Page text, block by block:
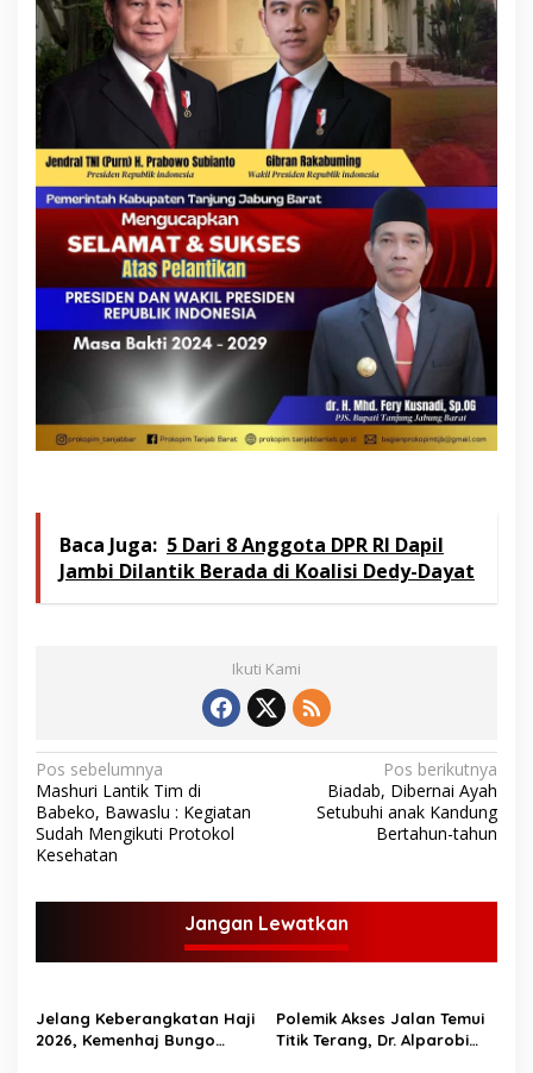
Baca Juga: 5 Dari 8 Anggota DPR RI Dapil
Jambi Dilantik Berada di Koalisi Dedy-Dayat
Ikuti Kami
N
a
v
i
g
s
i
p
Pos sebelumnya
Mashuri Lantik Tim di
Babeko, Bawaslu : Kegiatan
Sudah Mengikuti Protokol
Kesehatan
Pos berikutnya
Biadab, Dibernai Ayah
Setubuhi anak Kandung
Bertahun-tahun
Jangan Lewatkan
Jelang Keberangkatan Haji
2026, Kemenhaj Bungo
Polemik Akses Jalan Temui
Titik Terang, Dr. Alparobi